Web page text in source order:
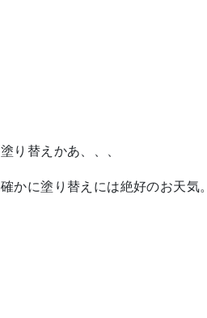
塗り替えかあ、、、
確かに塗り替えには絶好のお天気。